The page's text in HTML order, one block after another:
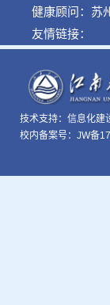
健康顾问： 苏
友情链接：
技术支持： 信息化建
校内备案号：JW备